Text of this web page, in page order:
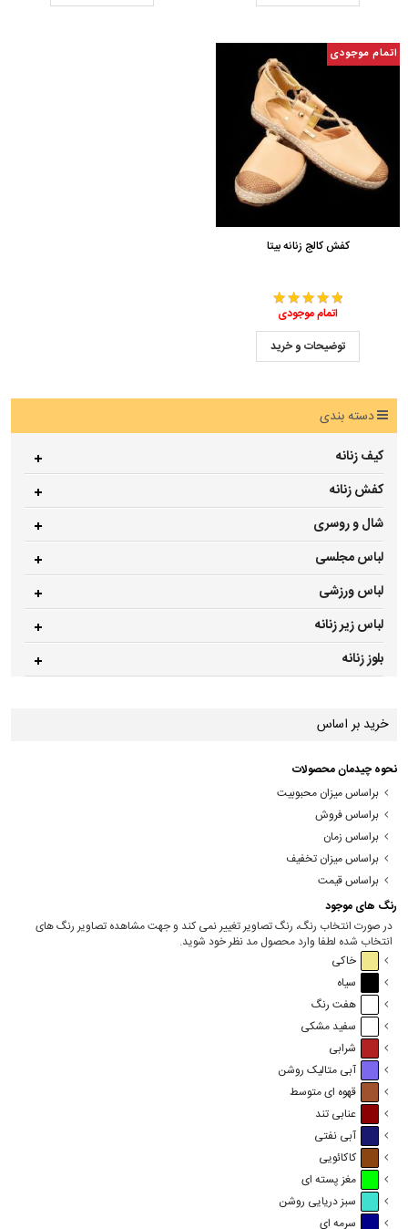
اتمام موجودی
کفش کالج زنانه بیتا
اتمام موجودی
توضیحات و خرید
دسته بندی
کیف زنانه
کفش زنانه
شال و روسری
لباس مجلسی
لباس ورزشی
لباس زیر زنانه
بلوز زنانه
خرید بر اساس
نحوه چیدمان محصولات
براساس میزان محبوبیت
براساس فروش
براساس زمان
براساس میزان تخفیف
براساس قیمت
رنگ های موجود
در صورت انتخاب رنگ، رنگ تصاویر تغییر نمی کند و جهت مشاهده تصاویر رنگ های
انتخاب شده لطفا وارد محصول مد نظر خود شوید.
خاکی
سیاه
هفت رنگ
سفید مشکی
شرابی
آبی متالیک روشن
قهوه ای متوسط
عنابی تند
آبی نفتی
کاکائویی
مغز پسته ای
سبز دریایی روشن
سرمه ای